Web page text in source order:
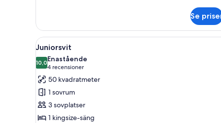
Se
Öppna
alla
foton
för
Juniorsvit
En rymlig entréhall med en
12
Juniorsvit
10,010,0 av 10
Enastående
4 recensioner
(4 recensioner)
50 kvadratmeter
1 sovrum
3 sovplatser
1 kingsize-säng